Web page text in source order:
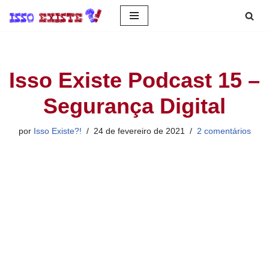
conteúdo
Isso Existe Podcast 15 –
Segurança Digital
por Isso Existe?! 24 de fevereiro de 2021 2 comentários